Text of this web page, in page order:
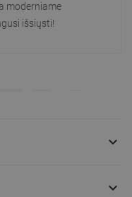
moderniame
išsiųsti!

